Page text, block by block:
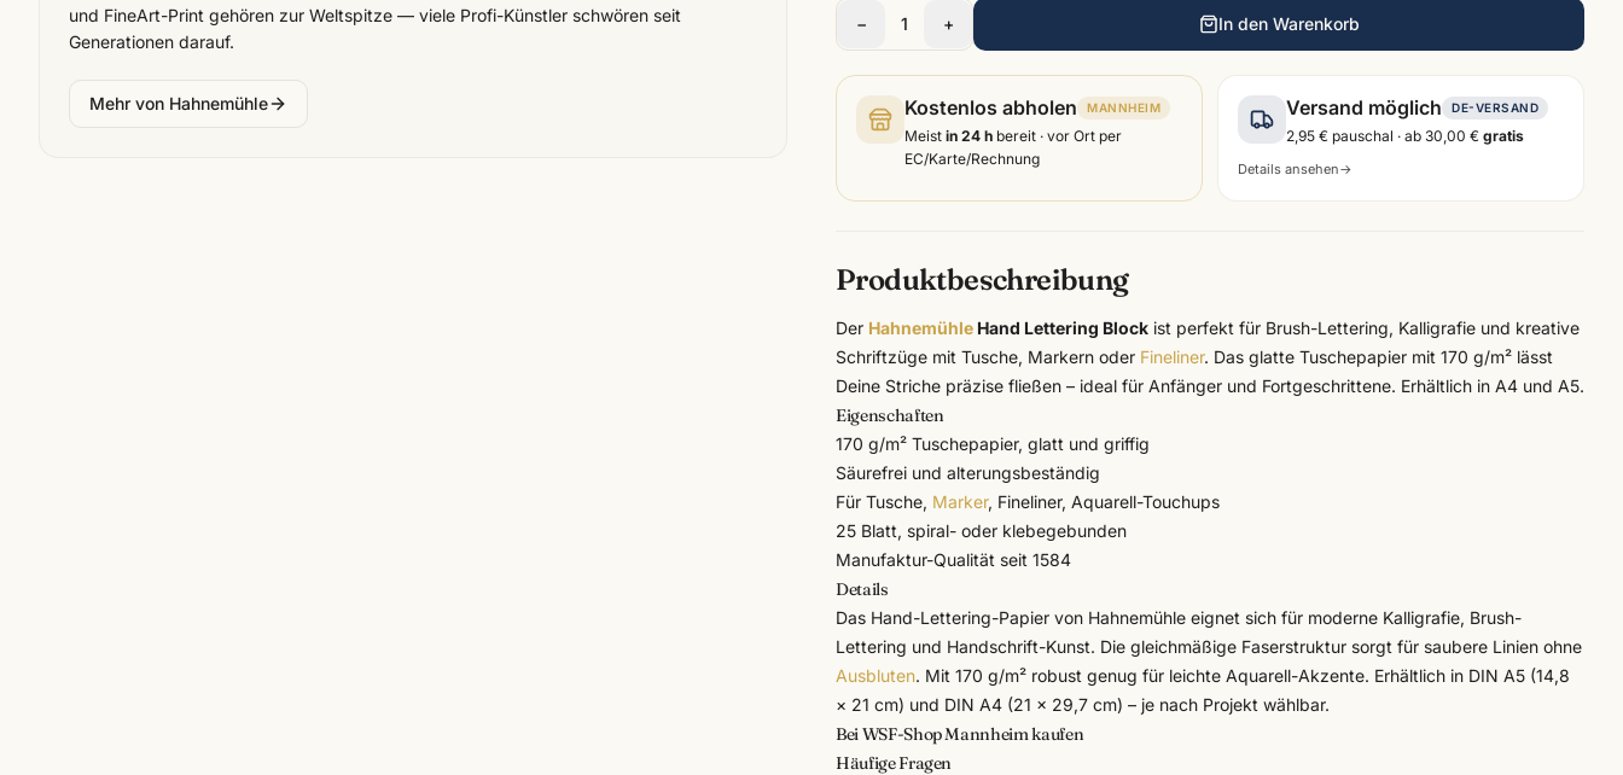
und FineArt-Print gehören zur Weltspitze — viele Profi-Künstler schwören seit
Generationen darauf.
Mehr von Hahnemühle
− 1 + In den Warenkorb
Kostenlos abholen MANNHEIM
Meist in 24 h bereit · vor Ort per
EC/Karte/Rechnung
Versand möglich DE-VERSAND
2,95 € pauschal · ab 30,00 € gratis
Details ansehen→
Produktbeschreibung
Der Hahnemühle Hand Lettering Block ist perfekt für Brush-Lettering, Kalligrafie und kreative
Schriftzüge mit Tusche, Markern oder Fineliner. Das glatte Tuschepapier mit 170 g/m² lässt
Deine Striche präzise fließen – ideal für Anfänger und Fortgeschrittene. Erhältlich in A4 und A5.
Eigenschaften
170 g/m² Tuschepapier, glatt und griffig
Säurefrei und alterungsbeständig
Für Tusche, Marker, Fineliner, Aquarell-Touchups
25 Blatt, spiral- oder klebegebunden
Manufaktur-Qualität seit 1584
Details
Das Hand-Lettering-Papier von Hahnemühle eignet sich für moderne Kalligrafie, Brush-
Lettering und Handschrift-Kunst. Die gleichmäßige Faserstruktur sorgt für saubere Linien ohne
Ausbluten. Mit 170 g/m² robust genug für leichte Aquarell-Akzente. Erhältlich in DIN A5 (14,8
× 21 cm) und DIN A4 (21 × 29,7 cm) – je nach Projekt wählbar.
Bei WSF-Shop Mannheim kaufen
Häufige Fragen